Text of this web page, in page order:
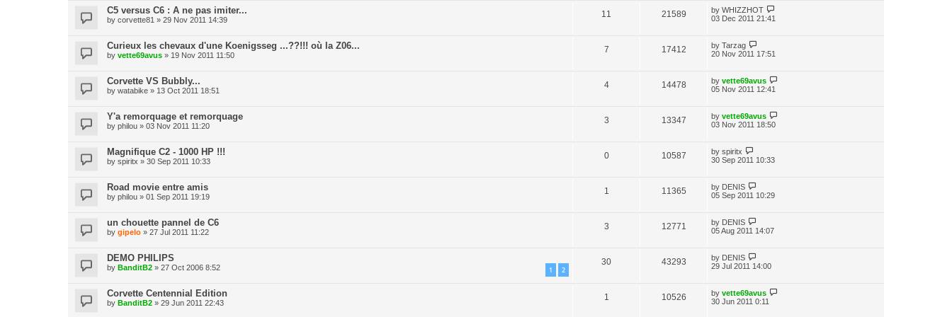
C5 versus C6 : A ne pas imiter...
by corvette81 » 29 Nov 2011 14:39
11 21589 by WHIZZHOT
03 Dec 2011 21:41
Curieux les chevaux d'une Koenigsseg ...??!!! où la Z06...
by vette69avus » 19 Nov 2011 11:50
7 17412 by Tarzag
20 Nov 2011 17:51
Corvette VS Bubbly...
by watabike » 13 Oct 2011 18:51
4 14478 by vette69avus
05 Nov 2011 12:41
Y'a remorquage et remorquage
by philou » 03 Nov 2011 11:20
3 13347 by vette69avus
03 Nov 2011 18:50
Magnifique C2 - 1000 HP !!!
by spiritx » 30 Sep 2011 10:33
0 10587 by spiritx
30 Sep 2011 10:33
Road movie entre amis
by philou » 01 Sep 2011 19:19
1 11365 by DENIS
05 Sep 2011 10:29
un chouette pannel de C6
by gipelo » 27 Jul 2011 11:22
3 12771 by DENIS
05 Aug 2011 14:07
DEMO PHILIPS
by BanditB2 » 27 Oct 2006 8:52 1 2
30 43293 by DENIS
29 Jul 2011 14:00
Corvette Centennial Edition
by BanditB2 » 29 Jun 2011 22:43
1 10526 by vette69avus
30 Jun 2011 0:11